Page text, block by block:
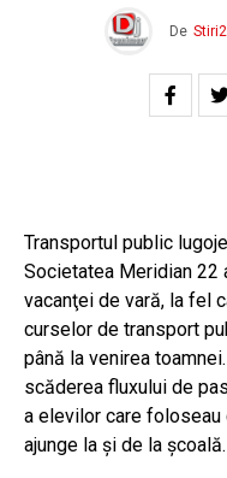
De
Transportul public
Societatea Meridian 22
vacanţei de vară, la fel
curselor de transport
până la venirea
scăderea fluxului de
a elevilor care foloseau
ajunge la și de la şcoală.